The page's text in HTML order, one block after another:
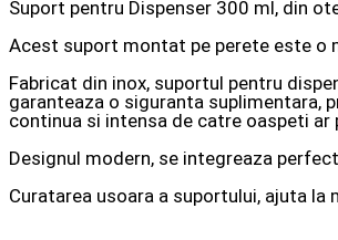
Suport pentru Dispenser 300 ml, din
Acest suport montat pe perete este o
Fabricat din inox, suportul pentru
garanteaza o siguranta suplimentara,
continua si intensa de catre oaspeti
Designul modern, se integreaza
Curatarea usoara a suportului, ajuta